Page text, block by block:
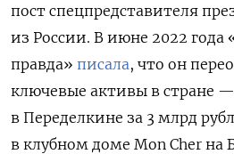
пост спецпредставителя
из России. В июне 2022 года
правда» писала, что он
ключевые активы в стране
в Переделкине за 3 млрд
в клубном доме Mon Cher